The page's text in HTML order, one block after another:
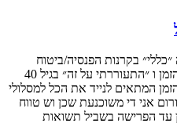
בקרנות הפנסיה/ביטוח
מנהלים/קרן השתלמות. הגיע הזמן ו ״התעוררתי על זה״ בגיל 40
המתאים לנייד את הכל למסלולי
אני די משוכנעת שכן וש טווח
עד הפרישה בשביל תשואות